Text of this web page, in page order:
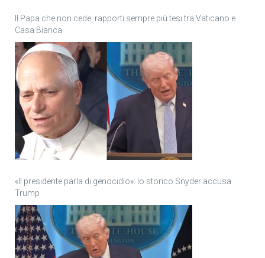
Il Papa che non cede, rapporti sempre più tesi tra Vaticano e
Casa Bianca
«Il presidente parla di genocidio»: lo storico Snyder accusa
Trump